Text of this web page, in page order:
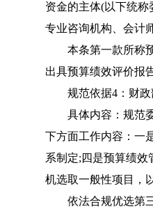
资金的主体(以下统
专业咨询机构、会计
本条第一款所称预
出具预算绩效评价报
规范依据4：财政部
具体内容：规范委
下方面工作内容：一
系制定;四是预算绩
机选取一般性项目，
依法合规优选第三